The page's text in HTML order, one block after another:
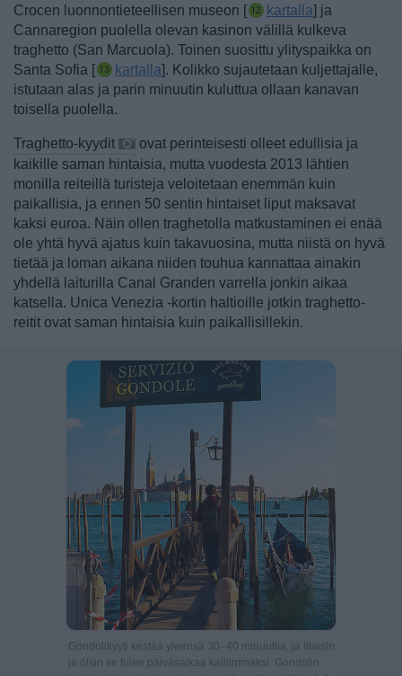
Crocen luonnontieteellisen museon [
kartalla ] ja
Cannaregion puolella olevan kasinon välillä kulkeva
traghetto (San Marcuola). Toinen suosittu ylityspaikka on
Santa Sofia [
kartalla ]. Kolikko sujautetaan kuljettajalle,
istutaan alas ja parin minuutin kuluttua ollaan kanavan
toisella puolella.
Traghetto-kyydit
ovat perinteisesti olleet edullisia ja
kaikille saman hintaisia, mutta vuodesta 2013 lähtien
monilla reiteillä turisteja veloitetaan enemmän kuin
paikallisia, ja ennen 50 sentin hintaiset liput maksavat
kaksi euroa. Näin ollen traghetolla matkustaminen ei enää
ole yhtä hyvä ajatus kuin takavuosina, mutta niistä on hyvä
tietää ja loman aikana niiden touhua kannattaa ainakin
yhdellä laiturilla Canal Granden varrella jonkin aikaa
katsella. Unica Venezia -kortin haltioille jotkin traghetto-
reitit ovat saman hintaisia kuin paikallisillekin.
Gondolikyyti kestää yleensä 30–40 minuuttia, ja iltaisin
ja öisin se tulee päiväsaikaa kalliimmaksi. Gondolin